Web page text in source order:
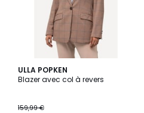
ULLA POPKEN
Blazer avec col à revers
159,99 €